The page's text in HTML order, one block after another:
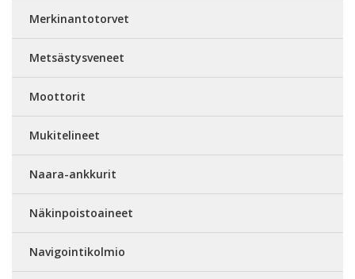
Merkinantotorvet
Metsästysveneet
Moottorit
Mukitelineet
Naara-ankkurit
Näkinpoistoaineet
Navigointikolmio